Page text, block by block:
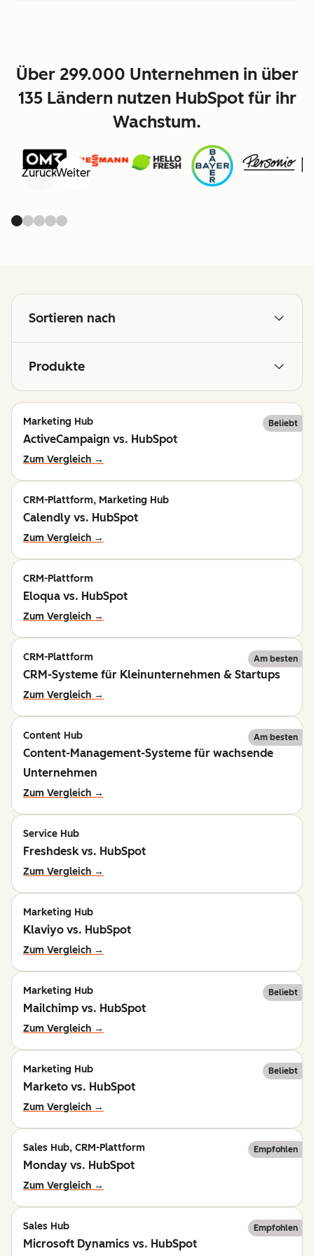
Über 299.000 Unternehmen in über
135 Ländern nutzen HubSpot für ihr
Wachstum.
ZurückWeiter
Sortieren nach
Produkte
Marketing Hub Beliebt
ActiveCampaign vs. HubSpot
Zum Vergleich →
CRM-Plattform, Marketing Hub
Calendly vs. HubSpot
Zum Vergleich →
CRM-Plattform
Eloqua vs. HubSpot
Zum Vergleich →
CRM-Plattform Am besten
CRM-Systeme für Kleinunternehmen & Startups
Zum Vergleich →
Content Hub Am besten
Content-Management-Systeme für wachsende
Unternehmen
Zum Vergleich →
Service Hub
Freshdesk vs. HubSpot
Zum Vergleich →
Marketing Hub
Klaviyo vs. HubSpot
Zum Vergleich →
Marketing Hub Beliebt
Mailchimp vs. HubSpot
Zum Vergleich →
Marketing Hub Beliebt
Marketo vs. HubSpot
Zum Vergleich →
Sales Hub, CRM-Plattform Empfohlen
Monday vs. HubSpot
Zum Vergleich →
Sales Hub Empfohlen
Microsoft Dynamics vs. HubSpot